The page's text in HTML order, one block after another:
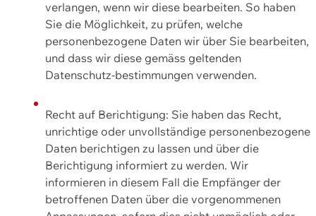
verlangen, wenn wir diese bearbeiten. So haben
Sie die Möglichkeit, zu prüfen, welche
personenbezogene Daten wir über Sie bearbeiten,
und dass wir diese gemäss geltenden
Datenschutz-bestimmungen verwenden.
Recht auf Berichtigung: Sie haben das Recht,
unrichtige oder unvollständige personenbezogene
Daten berichtigen zu lassen und über die
Berichtigung informiert zu werden. Wir
informieren in diesem Fall die Empfänger der
betroffenen Daten über die vorgenommenen